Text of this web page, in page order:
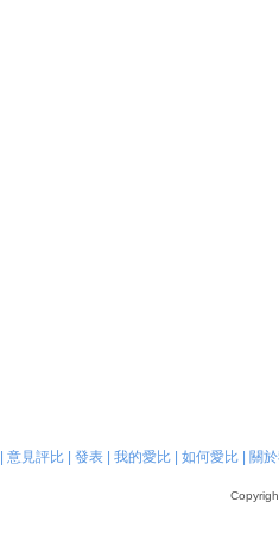
意見評比| 發表| 我的愛比| 如何愛比| 關